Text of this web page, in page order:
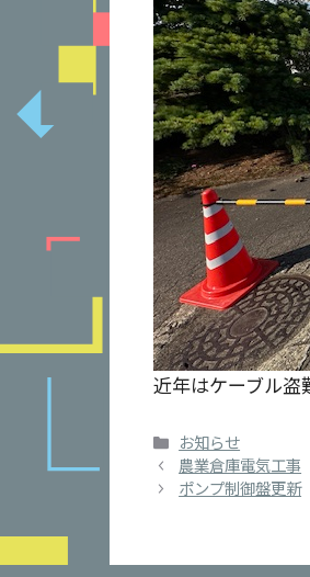
近年はケーブル盗
カ
テ
ゴ
お知らせ
農業倉庫電気工事
ポンプ制御盤更新